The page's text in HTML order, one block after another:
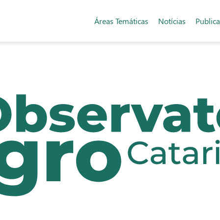
Áreas Temáticas Notícias